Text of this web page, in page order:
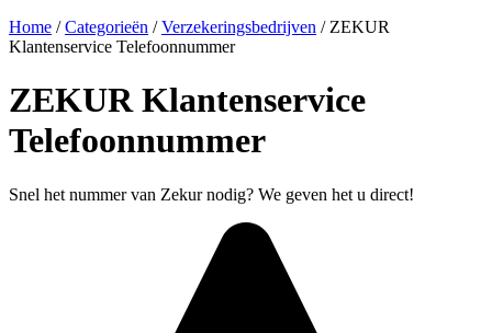
Home /Categorieën /Verzekeringsbedrijven / ZEKUR
Klantenservice Telefoonnummer
ZEKUR Klantenservice
Telefoonnummer
Snel het nummer van Zekur nodig? We geven het u direct!